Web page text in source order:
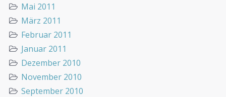
Mai 2011
März 2011
Februar 2011
Januar 2011
Dezember 2010
November 2010
September 2010